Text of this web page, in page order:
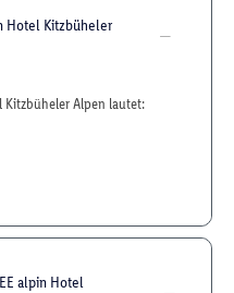
Hotel Kitzbüheler
Kitzbüheler Alpen lautet:
alpin Hotel